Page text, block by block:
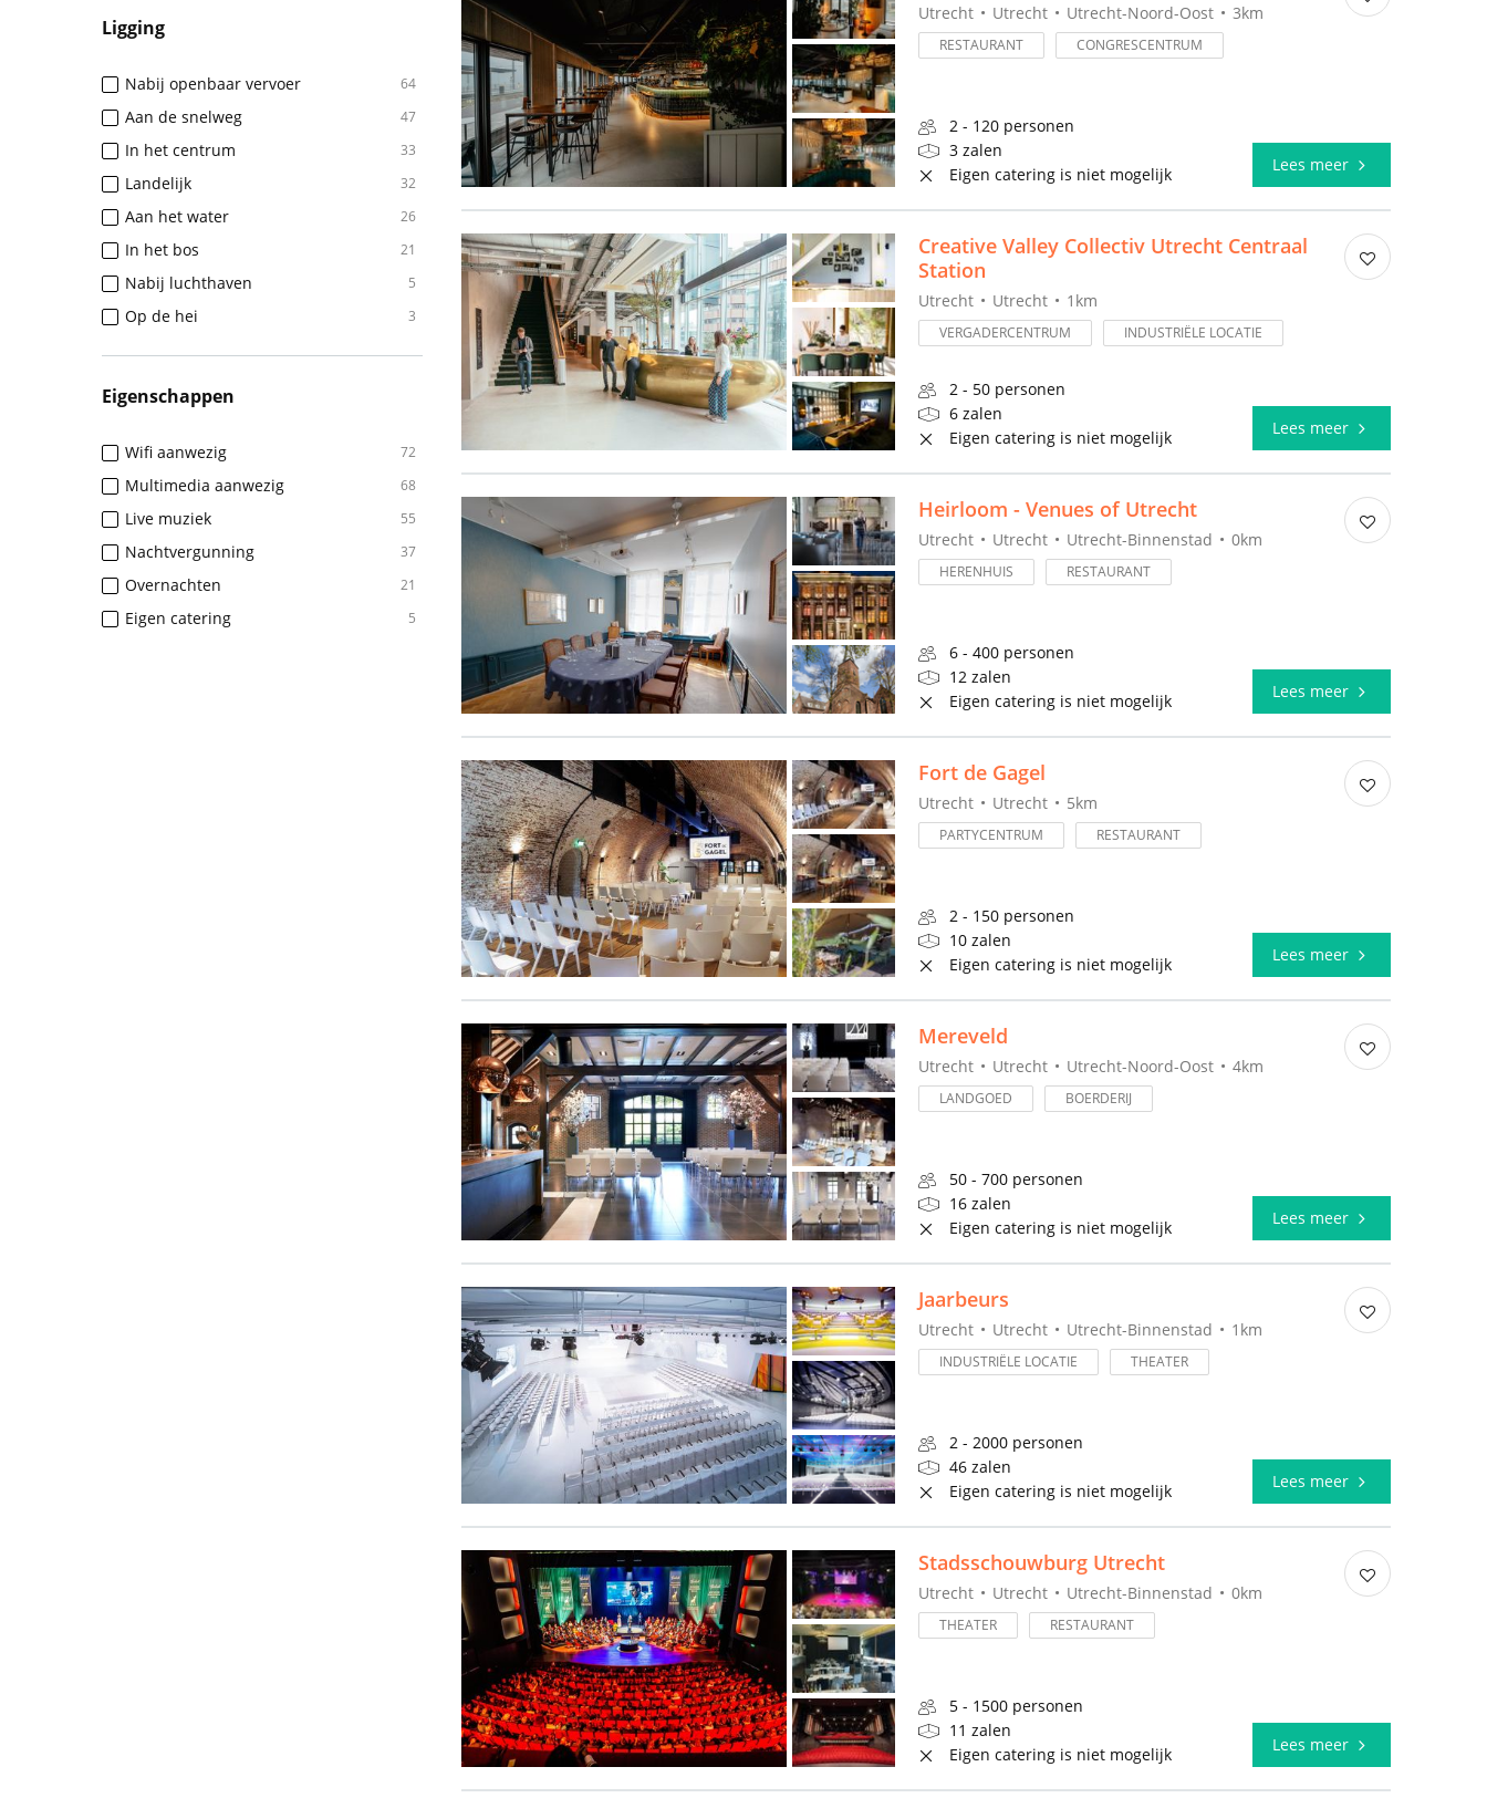
Ligging
Nabij openbaar vervoer 64
Aan de snelweg 47
In het centrum 33
Landelijk 32
Aan het water 26
In het bos 21
Nabij luchthaven 5
Op de hei 3
Eigenschappen
Wifi aanwezig 72
Multimedia aanwezig 68
Live muziek 55
Nachtvergunning 37
Overnachten 21
Eigen catering 5
Utrecht Utrecht Utrecht-Noord-Oost 3km
RESTAURANT CONGRESCENTRUM
2 - 120 personen
3 zalen
Eigen catering is niet mogelijk
Lees meer
Creative Valley Collectiv Utrecht Centraal
Station
Utrecht Utrecht 1km
VERGADERCENTRUM INDUSTRIËLE LOCATIE
2 - 50 personen
6 zalen
Eigen catering is niet mogelijk
Lees meer
Heirloom - Venues of Utrecht
Utrecht Utrecht Utrecht-Binnenstad 0km
HERENHUIS RESTAURANT
6 - 400 personen
12 zalen
Eigen catering is niet mogelijk
Lees meer
Fort de Gagel
Utrecht Utrecht 5km
PARTYCENTRUM RESTAURANT
2 - 150 personen
10 zalen
Eigen catering is niet mogelijk
Lees meer
Mereveld
Utrecht Utrecht Utrecht-Noord-Oost 4km
LANDGOED BOERDERIJ
50 - 700 personen
16 zalen
Eigen catering is niet mogelijk
Lees meer
Jaarbeurs
Utrecht Utrecht Utrecht-Binnenstad 1km
INDUSTRIËLE LOCATIE THEATER
2 - 2000 personen
46 zalen
Eigen catering is niet mogelijk
Lees meer
Stadsschouwburg Utrecht
Utrecht Utrecht Utrecht-Binnenstad 0km
THEATER RESTAURANT
5 - 1500 personen
11 zalen
Eigen catering is niet mogelijk
Lees meer